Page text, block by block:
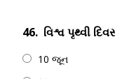
46. વિશ્વ પૃથ્વી
10 જૂન